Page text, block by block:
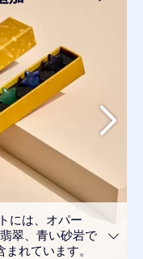
には、オパー
翠、青い砂岩で
れています。